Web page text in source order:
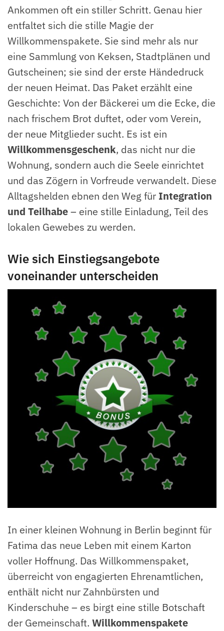
Ankommen oft ein stiller Schritt. Genau hier
entfaltet sich die stille Magie der
Willkommenspakete. Sie sind mehr als nur
eine Sammlung von Keksen, Stadtplänen und
Gutscheinen; sie sind der erste Händedruck
der neuen Heimat. Das Paket erzählt eine
Geschichte: Von der Bäckerei um die Ecke, die
nach frischem Brot duftet, oder vom Verein,
der neue Mitglieder sucht. Es ist ein
Willkommensgeschenk, das nicht nur die
Wohnung, sondern auch die Seele einrichtet
und das Zögern in Vorfreude verwandelt. Diese
Alltagshelden ebnen den Weg für Integration
und Teilhabe– eine stille Einladung, Teil des
lokalen Gewebes zu werden.
Wie sich Einstiegsangebote
voneinander unterscheiden
In einer kleinen Wohnung in Berlin beginnt für
Fatima das neue Leben mit einem Karton
voller Hoffnung. Das Willkommenspaket,
überreicht von engagierten Ehrenamtlichen,
enthält nicht nur Zahnbürsten und
Kinderschuhe – es birgt eine stille Botschaft
der Gemeinschaft. Willkommenspakete